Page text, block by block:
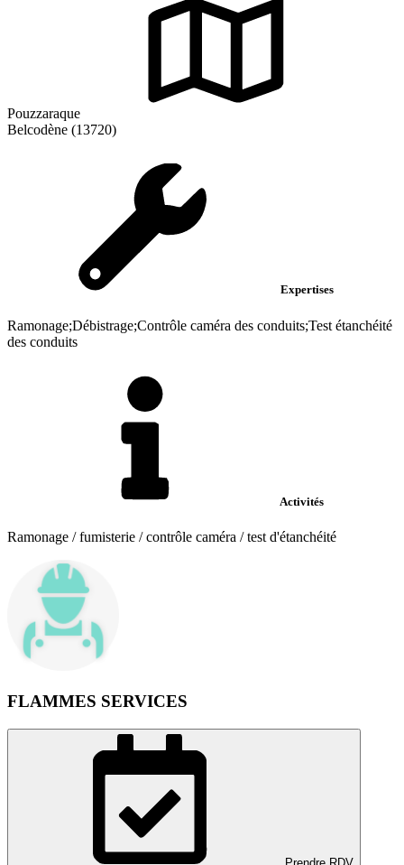
Pouzzaraque
Belcodène (13720)
Expertises
Ramonage;Débistrage;Contrôle caméra des conduits;Test étanchéité
des conduits
Activités
Ramonage / fumisterie / contrôle caméra / test d'étanchéité
FLAMMES SERVICES